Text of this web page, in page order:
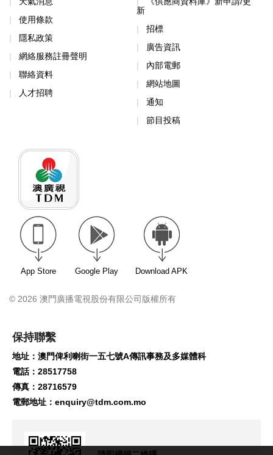
使用條款
隱私政策
網絡服務註冊聲明
聯絡資料
人才招聘
新
招標
廣告資訊
內部電郵
網站地圖
通知
節目投稿
App Store Google Play Download APK
© 2026 澳門廣播電視股份有限公司版權所有
保持聯繫
地址：澳門俾利喇街一五七號A傳訊事務及多媒體科
電話：28517758
傳真：28716579
電郵地址： enquiry@tdm.com.mo